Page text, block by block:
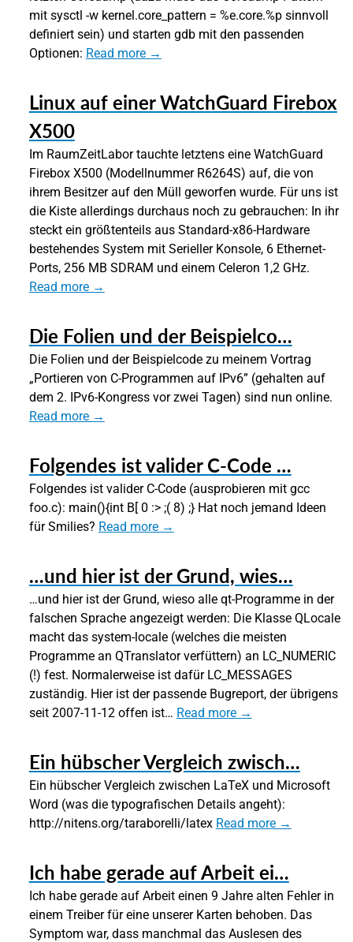
mit sysctl -w kernel.core_pattern = %e.core.%p sinnvoll
definiert sein) und starten gdb mit den passenden
Optionen: Read more →
Linux auf einer WatchGuard Firebox
X500
Im RaumZeitLabor tauchte letztens eine WatchGuard
Firebox X500 (Modellnummer R6264S) auf, die von
ihrem Besitzer auf den Müll geworfen wurde. Für uns ist
die Kiste allerdings durchaus noch zu gebrauchen: In ihr
steckt ein größtenteils aus Standard-x86-Hardware
bestehendes System mit Serieller Konsole, 6 Ethernet-
Ports, 256 MB SDRAM und einem Celeron 1,2 GHz.
Read more →
Die Folien und der Beispielco…
Die Folien und der Beispielcode zu meinem Vortrag
„Portieren von C-Programmen auf IPv6” (gehalten auf
dem 2. IPv6-Kongress vor zwei Tagen) sind nun online.
Read more →
Folgendes ist valider C-Code …
Folgendes ist valider C-Code (ausprobieren mit gcc
foo.c): main(){int B[ 0 :> ;( 8) ;} Hat noch jemand Ideen
für Smilies? Read more →
…und hier ist der Grund, wies…
…und hier ist der Grund, wieso alle qt-Programme in der
falschen Sprache angezeigt werden: Die Klasse QLocale
macht das system-locale (welches die meisten
Programme an QTranslator verfüttern) an LC_NUMERIC
(!) fest. Normalerweise ist dafür LC_MESSAGES
zuständig. Hier ist der passende Bugreport, der übrigens
seit 2007-11-12 offen ist… Read more →
Ein hübscher Vergleich zwisch…
Ein hübscher Vergleich zwischen LaTeX und Microsoft
Word (was die typografischen Details angeht):
http://nitens.org/taraborelli/latex Read more →
Ich habe gerade auf Arbeit ei…
Ich habe gerade auf Arbeit einen 9 Jahre alten Fehler in
einem Treiber für eine unserer Karten behoben. Das
Symptom war, dass manchmal das Auslesen des